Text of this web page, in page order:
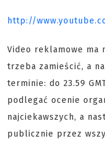
http://
Video reklamowe ma
trzeba zamieścić, a
terminie: do 23.59
podlegać ocenie
najciekawszych, a
publicznie przez